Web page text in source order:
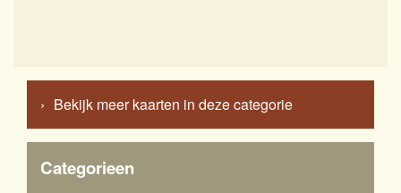
Bekijk meer kaarten in deze categorie
Categorieen